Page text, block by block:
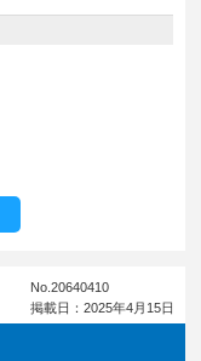
No.20640410
掲載日：2025年4月15日